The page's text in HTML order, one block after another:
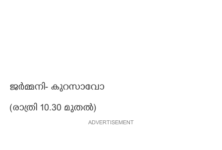
ജർമ്മനി- കുറസാവോ
(രാത്രി 10.30 മുതൽ)
ADVERTISEMENT